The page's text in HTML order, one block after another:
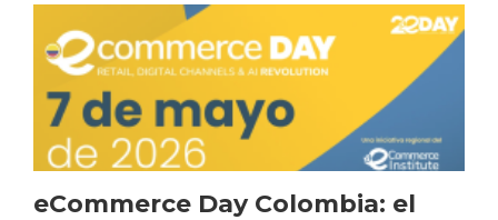
eCommerce Day Colombia: el